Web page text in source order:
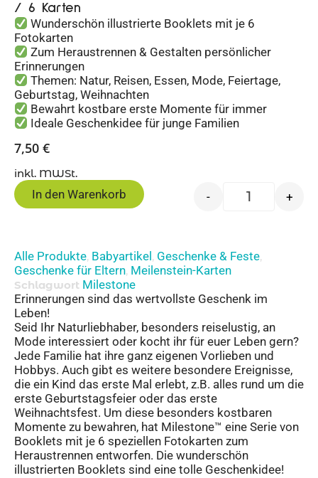
/ 6 Karten
Wunderschön illustrierte Booklets mit je 6
Fotokarten
Zum Heraustrennen & Gestalten persönlicher
Erinnerungen
Themen: Natur, Reisen, Essen, Mode, Feiertage,
Geburtstag, Weihnachten
Bewahrt kostbare erste Momente für immer
Ideale Geschenkidee für junge Familien
7,50 €
inkl. MWSt.
- +
In den Warenkorb
Alle Produkte, Babyartikel , Geschenke & Feste,
Geschenke für Eltern, Meilenstein-Karten
Schlagwort Milestone
Erinnerungen sind das wertvollste Geschenk im
Leben!
Seid Ihr Naturliebhaber, besonders reiselustig, an
Mode interessiert oder kocht ihr für euer Leben gern?
Jede Familie hat ihre ganz eigenen Vorlieben und
Hobbys. Auch gibt es weitere besondere Ereignisse,
die ein Kind das erste Mal erlebt, z.B. alles rund um die
erste Geburtstagsfeier oder das erste
Weihnachtsfest. Um diese besonders kostbaren
Momente zu bewahren, hat Milestone™ eine Serie von
Booklets mit je 6 speziellen Fotokarten zum
Heraustrennen entworfen. Die wunderschön
illustrierten Booklets sind eine tolle Geschenkidee!